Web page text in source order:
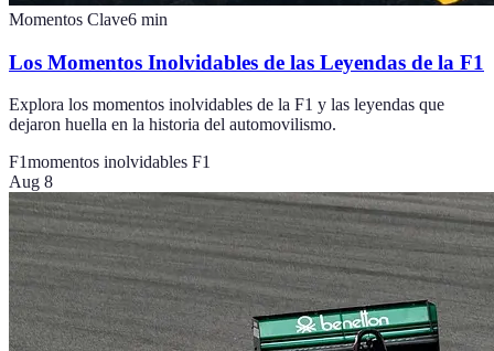
Momentos Clave6 min
Los Momentos Inolvidables de las Leyendas de la F1
Explora los momentos inolvidables de la F1 y las leyendas que
dejaron huella en la historia del automovilismo.
F1momentos inolvidables F1
Aug 8